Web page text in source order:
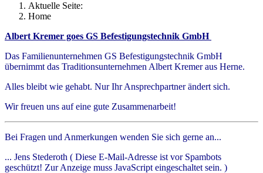
Aktuelle Seite:
Home
Albert Kremer goes GS Befestigungstechnik GmbH
Das Familienunternehmen GS Befestigungstechnik GmbH
übernimmt das Traditionsunternehmen Albert Kremer aus Herne.
Alles bleibt wie gehabt. Nur Ihr Ansprechpartner ändert sich.
Wir freuen uns auf eine gute Zusammenarbeit!
Bei Fragen und Anmerkungen wenden Sie sich gerne an...
... Jens Stederoth ( Diese E-Mail-Adresse ist vor Spambots
geschützt! Zur Anzeige muss JavaScript eingeschaltet sein. )